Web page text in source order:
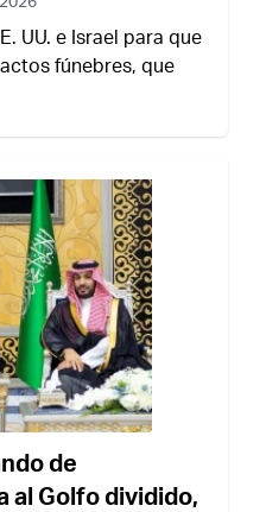
UU. e Israel para que
fúnebres, que
de
al Golfo dividido,